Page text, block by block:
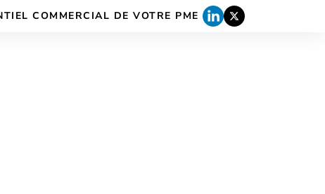
COMMERCIAL DE VOTRE PME